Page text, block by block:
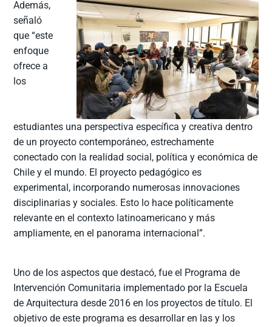
Además,
señaló
que “este
enfoque
ofrece a
los
estudiantes una perspectiva específica y creativa dentro
de un proyecto contemporáneo, estrechamente
conectado con la realidad social, política y económica de
Chile y el mundo. El proyecto pedagógico es
experimental, incorporando numerosas innovaciones
disciplinarias y sociales. Esto lo hace políticamente
relevante en el contexto latinoamericano y más
ampliamente, en el panorama internacional”.
Uno de los aspectos que destacó, fue el Programa de
Intervención Comunitaria implementado por la Escuela
de Arquitectura desde 2016 en los proyectos de título. El
objetivo de este programa es desarrollar en las y los